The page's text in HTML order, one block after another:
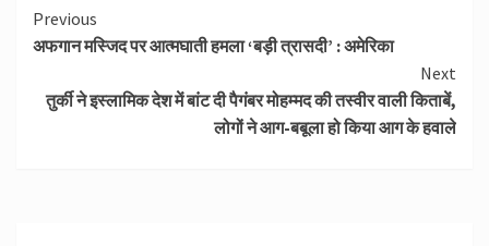
Continue
Reading
Previous
अफगान मस्जिद पर आत्मघाती हमला ‘बड़ी त्रासदी’ : अमेरिका
Next
तुर्की ने इस्लामिक देश में बांट दी पैगंबर मोहम्मद की तस्वीर वाली किताबें,
लोगों ने आग-बबूला हो किया आग के हवाले